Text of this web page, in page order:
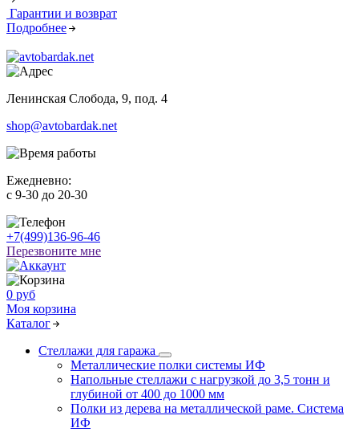
Гарантии и возврат
Подробнее
Ленинская Слобода, 9, под. 4
shop@avtobardak.net
Ежедневно:
c 9-30 до 20-30
+7(499)136-96-46
Перезвоните мне
0 руб
Моя корзина
Каталог
Стеллажи для гаража
Металлические полки системы ИФ
Напольные стеллажи с нагрузкой до 3,5 тонн и
глубиной от 400 до 1000 мм
Полки из дерева на металлической раме. Система
ИФ